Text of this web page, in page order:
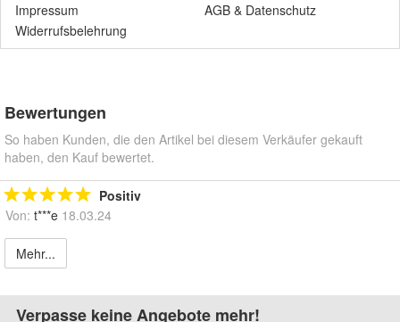
Impressum
AGB & Datenschutz
Widerrufsbelehrung
Bewertungen
So haben Kunden, die den Artikel bei diesem Verkäufer gekauft
haben, den Kauf bewertet.
Positiv
Von: t***e 18.03.24
Mehr...
Verpasse keine Angebote mehr!